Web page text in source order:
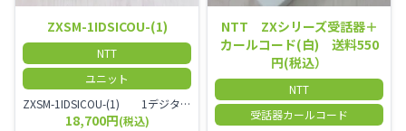
ZXSM-1IDSICOU-(1)
NTT
ユニット
ZXSM-1IDSICOU-(1) 1デジタル局線ユニット
18,700円(税込)
NTT ZXシリーズ受話器＋
カールコード(白) 送料550
円(税込）
NTT
受話器カールコード